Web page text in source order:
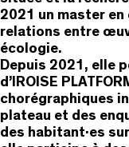
2021 un master en
relations entre
écologie.
Depuis 2021, elle
d’IROISE
chorégraphiques
plateau et des
des habitant·es